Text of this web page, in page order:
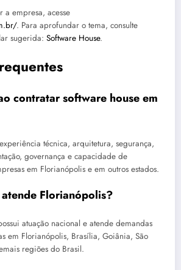
a empresa, acesse
. Para aprofundar o tema, consulte
sugerida: Software House.
contratar software house em
técnica, arquitetura, segurança,
governança e capacidade de
em Florianópolis e em outros estados.
Florianópolis?
atuação nacional e atende demandas
em Florianópolis, Brasília, Goiânia, São
regiões do Brasil.